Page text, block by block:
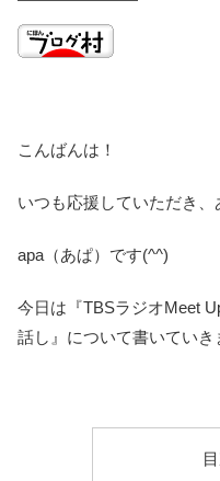
こんばんは！
いつも応援していただき、
apa（あぱ）です(^^)
今日は『TBSラジオMeet
話し』について書いていき